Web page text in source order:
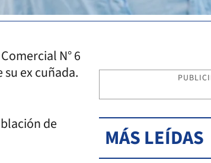
N° 6
ex cuñada.
de
MÁS LEÍDAS